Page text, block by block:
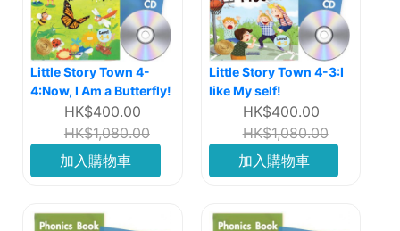
Little Story Town 4-
4:Now, I Am a Butterfly!
HK$400.00
HK$1,080.00
加入購物車
Little Story Town 4-3:I
like My self!
HK$400.00
HK$1,080.00
加入購物車